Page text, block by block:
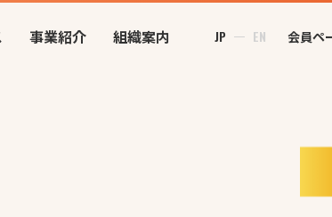
JP EN
事業紹介 組織案内 会員ペ